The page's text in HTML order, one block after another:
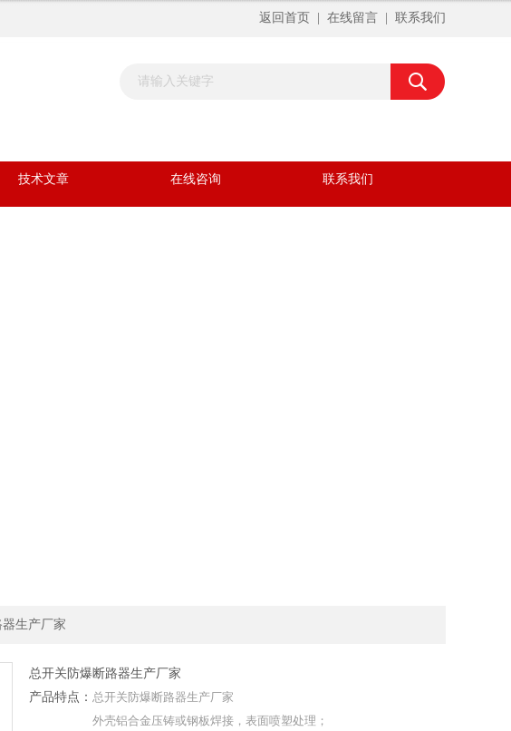
返回首页 在线留言 联系我们
技术文章 在线咨询 联系我们
生产厂家
总开关防爆断路器生产厂家
产品特点： 总开关防爆断路器生产厂家
外壳铝合金压铸或钢板焊接，表面喷塑处理；